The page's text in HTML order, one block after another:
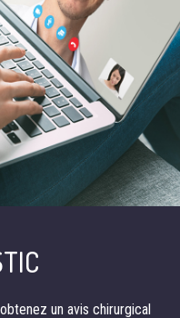
un avis chirurgical